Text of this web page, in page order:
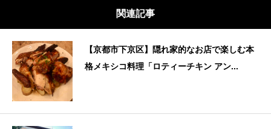
関連記事
【京都市下京区】隠れ家的なお店で楽しむ本
格メキシコ料理「ロティーチキン アン...